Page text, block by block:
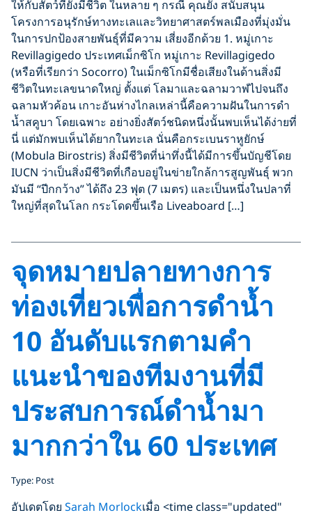
ให้กับสัตว์ที่ยังมีชีวิต ในหลาย ๆ กรณี คุณยัง สนับสนุน
โครงการอนุรักษ์ทางทะเลและวิทยาศาสตร์พลเมืองที่มุ่งมั่น
ในการปกป้องสายพันธุ์ที่มีความ เสี่ยงอีกด้วย 1. หมู่เกาะ
Revillagigedo ประเทศเม็กซิโก หมู่เกาะ Revillagigedo
(หรือที่เรียกว่า Socorro) ในเม็กซิโกมีชื่อเสียงในด้านสิ่งมี
ชีวิตในทะเลขนาดใหญ่ ตั้งแต่ โลมาและฉลามวาฬไปจนถึง
ฉลามหัวค้อน เกาะอันห่างไกลเหล่านี้คือความฝันในการดำ
น้ำสคูบา โดยเฉพาะ อย่างยิ่งสัตว์ชนิดหนึ่งนั้นพบเห็นได้ง่ายที่
นี่ แต่มักพบเห็นได้ยากในทะเล นั่นคือกระเบนราหูยักษ์
(Mobula Birostris) สิ่งมีชีวิตที่น่าทึ่งนี้ได้มีการขึ้นบัญชีโดย
IUCN ว่าเป็นสิ่งมีชีวิตที่เกือบอยู่ในข่ายใกล้การสูญพันธุ์ พวก
มันมี “ปีกกว้าง” ได้ถึง 23 ฟุต (7 เมตร) และเป็นหนึ่งในปลาที่
ใหญ่ที่สุดในโลก กระโดดขึ้นเรือ Liveaboard […]
จุดหมายปลายทางการ
ท่องเที่ยวเพื่อการดำน้ำ
10 อันดับแรกตามคำ
แนะนำของทีมงานที่มี
ประสบการณ์ดำน้ำมา
มากกว่าใน 60 ประเทศ
Type: Post
อัปเดตโดย Sarah Morlockเมื่อ <time class="updated"